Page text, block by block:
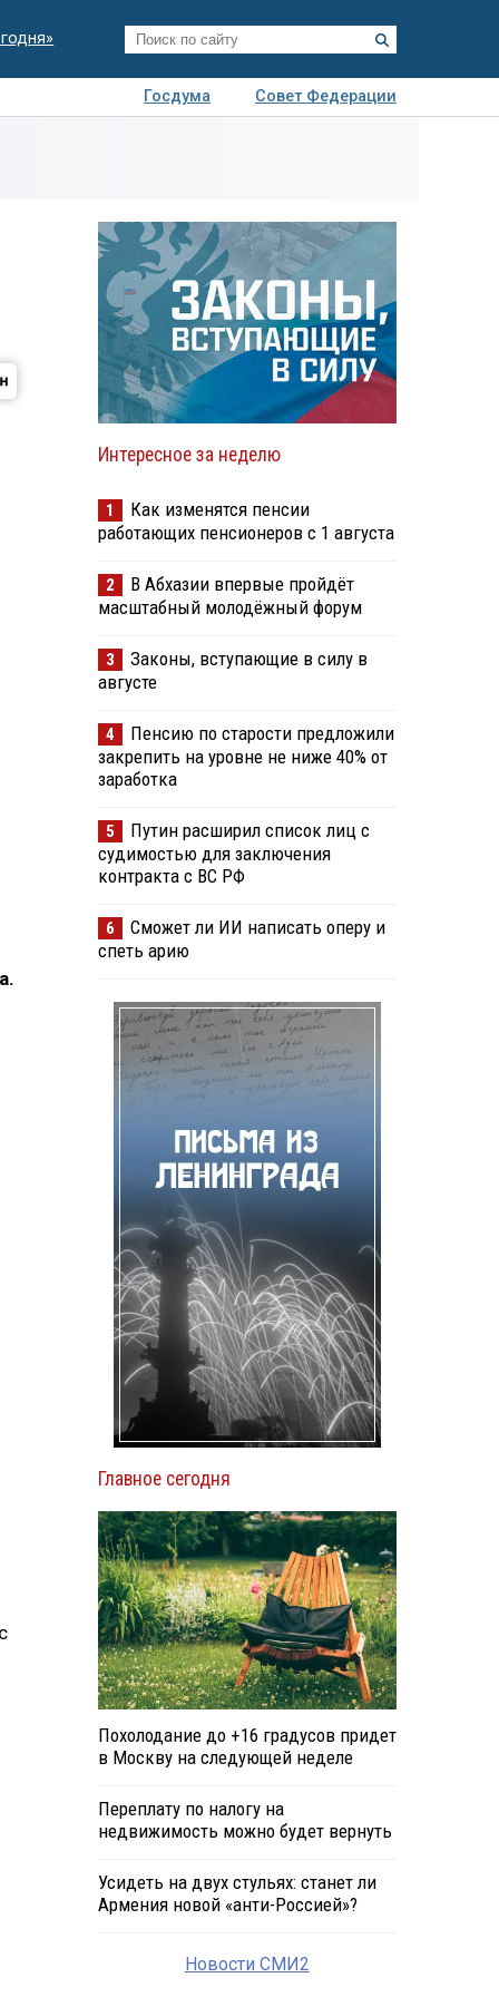
Госдума
Совет Федерации
Интересное за неделю
1
Как изменятся пенсии
работающих пенсионеров с 1 августа
2
В Абхазии впервые пройдёт
масштабный молодёжный форум
3
Законы, вступающие в силу в
августе
4
Пенсию по старости предложили
закрепить на уровне не ниже 40% от
заработка
5
Путин расширил список лиц с
судимостью для заключения
контракта с ВС РФ
6
Сможет ли ИИ написать оперу и
спеть арию
Главное сегодня
Похолодание до +16 градусов придет
в Москву на следующей неделе
Переплату по налогу на
недвижимость можно будет вернуть
Усидеть на двух стульях: станет ли
Армения новой «анти-Россией»?
Новости СМИ2